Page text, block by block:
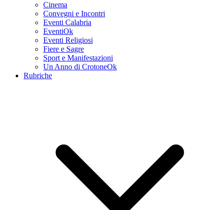
Cinema
Convegni e Incontri
Eventi Calabria
EventiOk
Eventi Religiosi
Fiere e Sagre
Sport e Manifestazioni
Un Anno di CrotoneOk
Rubriche